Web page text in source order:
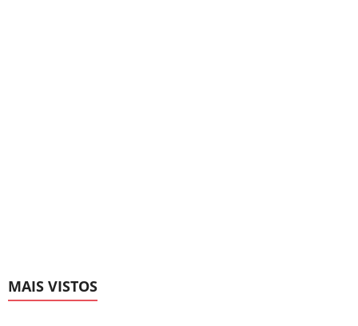
MAIS VISTOS